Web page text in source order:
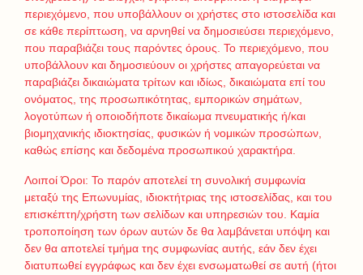
περιεχόμενο, που υποβάλλουν οι χρήστες στο ιστοσελίδα και
σε κάθε περίπτωση, να αρνηθεί να δημοσιεύσει περιεχόμενο,
που παραβιάζει τους παρόντες όρους. Το περιεχόμενο, που
υποβάλλουν και δημοσιεύουν οι χρήστες απαγορεύεται να
παραβιάζει δικαιώματα τρίτων και ιδίως, δικαιώματα επί του
ονόματος, της προσωπικότητας, εμπορικών σημάτων,
λογοτύπων ή οποιοδήποτε δικαίωμα πνευματικής ή/και
βιομηχανικής ιδιοκτησίας, φυσικών ή νομικών προσώπων,
καθώς επίσης και δεδομένα προσωπικού χαρακτήρα.
Λοιποί Όροι: Το παρόν αποτελεί τη συνολική συμφωνία
μεταξύ της Επωνυμίας, ιδιοκτήτριας της ιστοσελίδας, και του
επισκέπτη/χρήστη των σελίδων και υπηρεσιών του. Καμία
τροποποίηση των όρων αυτών δε θα λαμβάνεται υπόψη και
δεν θα αποτελεί τμήμα της συμφωνίας αυτής, εάν δεν έχει
διατυπωθεί εγγράφως και δεν έχει ενσωματωθεί σε αυτή (ήτοι